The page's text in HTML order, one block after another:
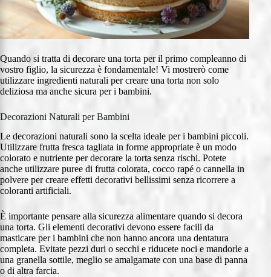
Quando si tratta di decorare una torta per il primo compleanno di
vostro figlio, la sicurezza è fondamentale! Vi mostrerò come
utilizzare ingredienti naturali per creare una torta non solo
deliziosa ma anche sicura per i bambini.
Decorazioni Naturali per Bambini
Le decorazioni naturali sono la scelta ideale per i bambini piccoli.
Utilizzare frutta fresca tagliata in forme appropriate è un modo
colorato e nutriente per decorare la torta senza rischi. Potete
anche utilizzare puree di frutta colorata, cocco rapé o cannella in
polvere per creare effetti decorativi bellissimi senza ricorrere a
coloranti artificiali.
È importante pensare alla sicurezza alimentare quando si decora
una torta. Gli elementi decorativi devono essere facili da
masticare per i bambini che non hanno ancora una dentatura
completa. Evitate pezzi duri o secchi e riducete noci e mandorle a
una granella sottile, meglio se amalgamate con una base di panna
o di altra farcia.